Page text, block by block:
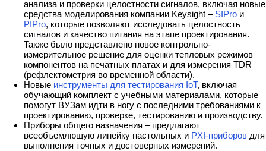
анализа и проверки целостности сигналов, включая новые
средства моделирования компании Keysight – SIPro и
PIPro, которые позволяют исследовать целостность
сигналов и качество питания на этапе проектирования.
Также было представлено новое контрольно-
измерительное решение для оценки тепловых режимов
компонентов на печатных платах и для измерения TDR
(рефлектометрия во временной области).
Новые инструменты для тестирования IoT, включая
обучающий комплект с учебными материалами, которые
помогут ВУЗам идти в ногу с последними требованиями к
проектированию, проверке, тестированию и производству.
Приборы общего назначения – предлагают
всеобъемлющую линейку настольных и PXI-приборов для
выполнения точных и достоверных измерений.